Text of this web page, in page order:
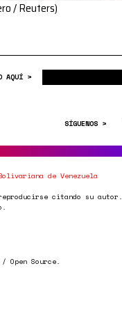
/ Reuters)
AQUÍ >
SÍGUENOS >
de Venezuela
citando su autor.
Open Source.